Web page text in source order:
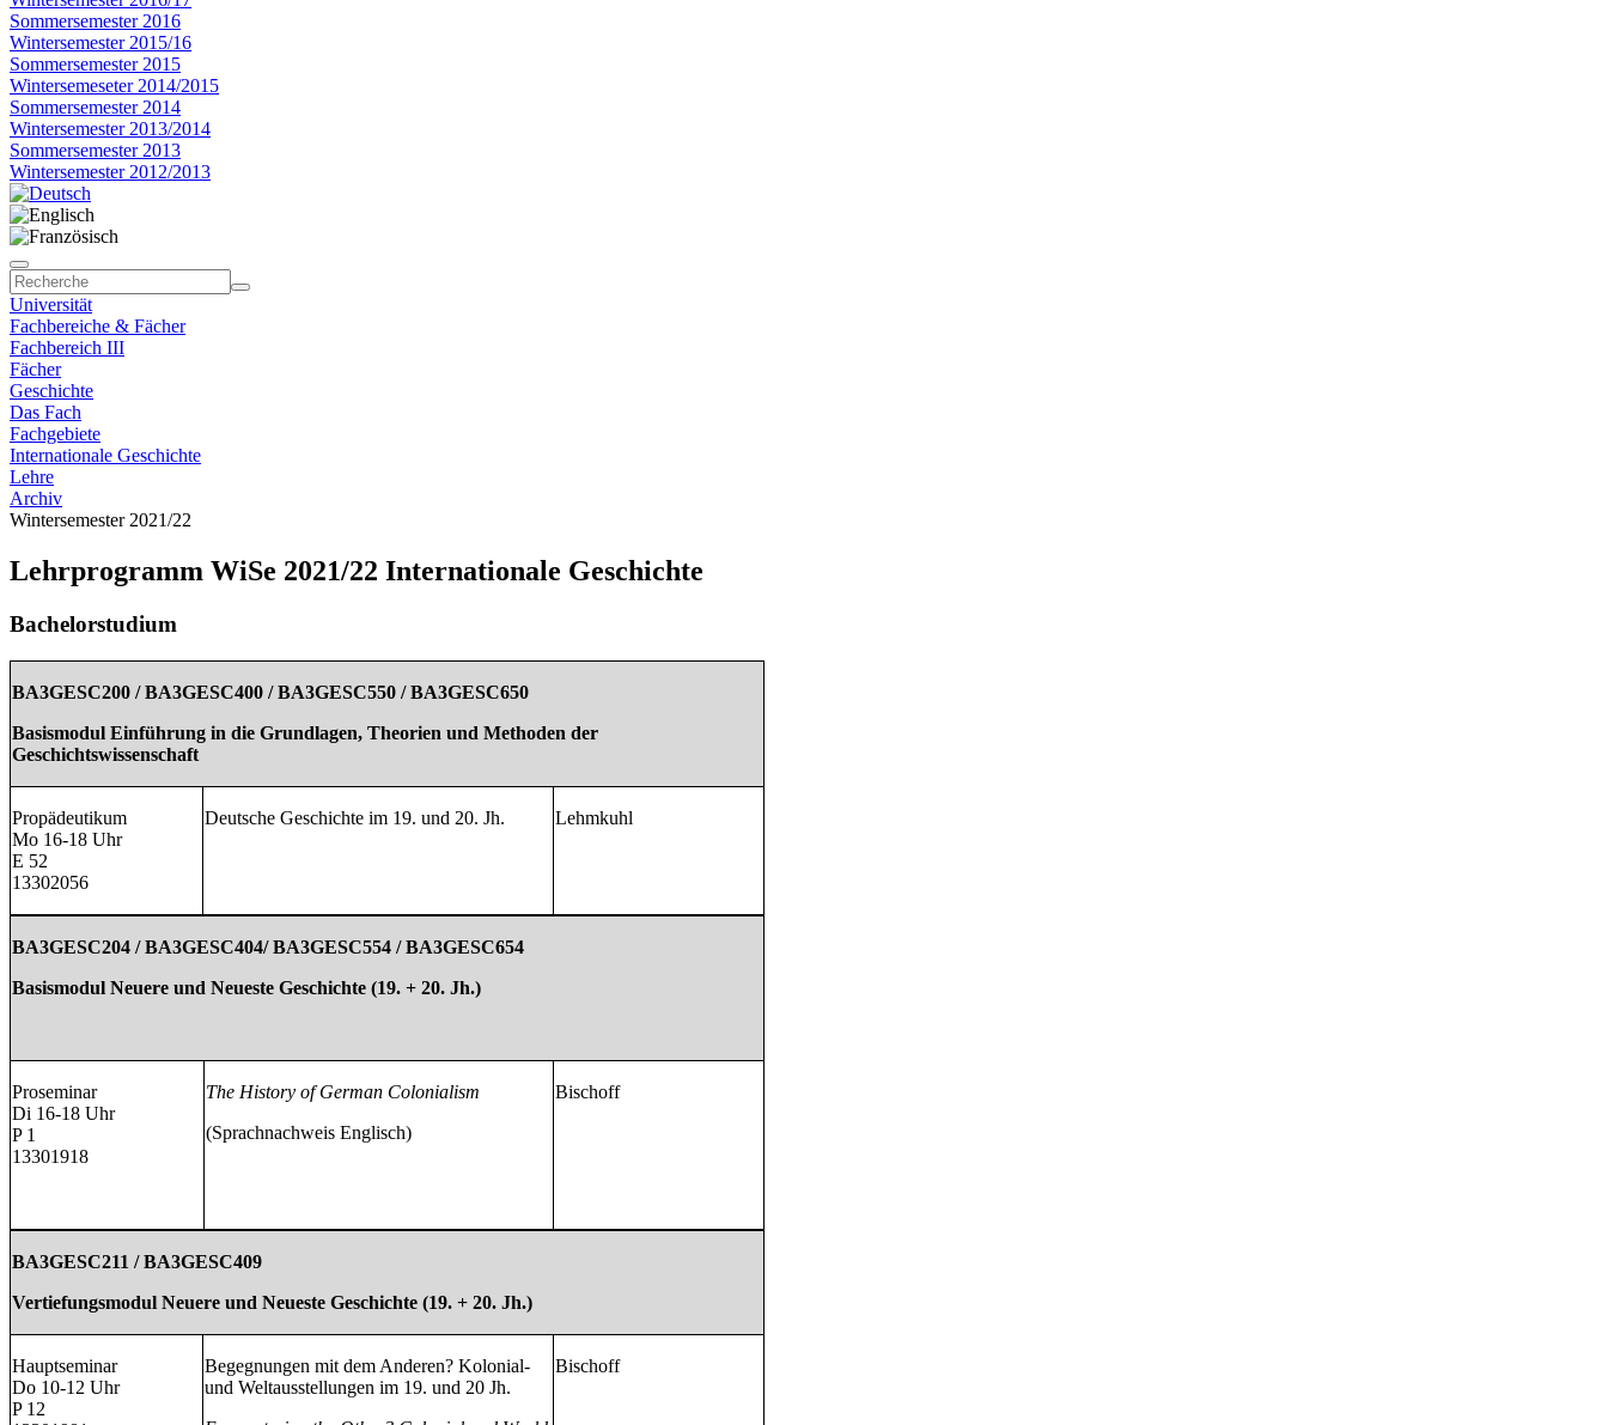
Sommersemester 2016
Wintersemester 2015/16
Sommersemester 2015
Wintersemeseter 2014/2015
Sommersemester 2014
Wintersemester 2013/2014
Sommersemester 2013
Wintersemester 2012/2013
Universität
Fachbereiche & Fächer
Fachbereich III
Fächer
Geschichte
Das Fach
Fachgebiete
Internationale Geschichte
Lehre
Archiv
Wintersemester 2021/22
Lehrprogramm WiSe 2021/22 Internationale Geschichte
Bachelorstudium
BA3GESC200 / BA3GESC400 / BA3GESC550 / BA3GESC650
Basismodul Einführung in die Grundlagen, Theorien und Methoden der
Geschichtswissenschaft
Propädeutikum
Mo 16-18 Uhr
E 52
13302056
Deutsche Geschichte im 19. und 20. Jh. Lehmkuhl
BA3GESC204 / BA3GESC404/ BA3GESC554 / BA3GESC654
Basismodul Neuere und Neueste Geschichte (19. + 20. Jh.)
Proseminar
Di 16-18 Uhr
P 1
13301918
The History of German Colonialism
(Sprachnachweis Englisch)
Bischoff
BA3GESC211 / BA3GESC409
Vertiefungsmodul Neuere und Neueste Geschichte (19. + 20. Jh.)
Hauptseminar
Do 10-12 Uhr
P 12
Begegnungen mit dem Anderen? Kolonial-
und Weltausstellungen im 19. und 20 Jh.
Bischoff